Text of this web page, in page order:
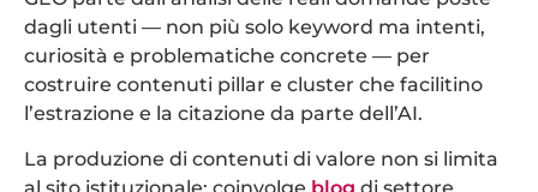
dagli utenti — non più solo keyword ma intenti,
curiosità e problematiche concrete — per
costruire contenuti pillar e cluster che facilitino
l’estrazione e la citazione da parte dell’AI.
La produzione di contenuti di valore non si limita